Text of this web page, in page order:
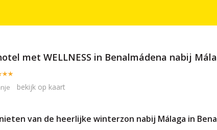
met WELLNESS in Benalmádena nabij
bekijk op kaart
van de heerlijke winterzon nabij Málaga in